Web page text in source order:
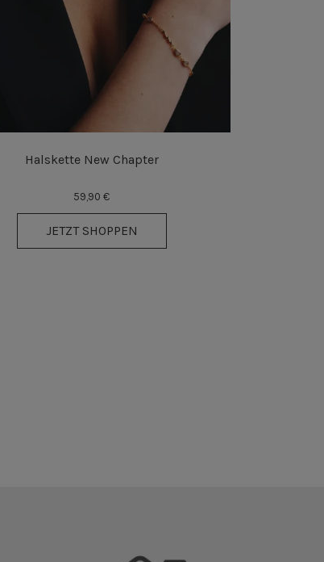
Halskette New Chapter
59,90 €
JETZT SHOPPEN